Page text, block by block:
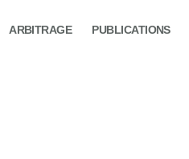
ARBITRAGE PUBLICATIONS